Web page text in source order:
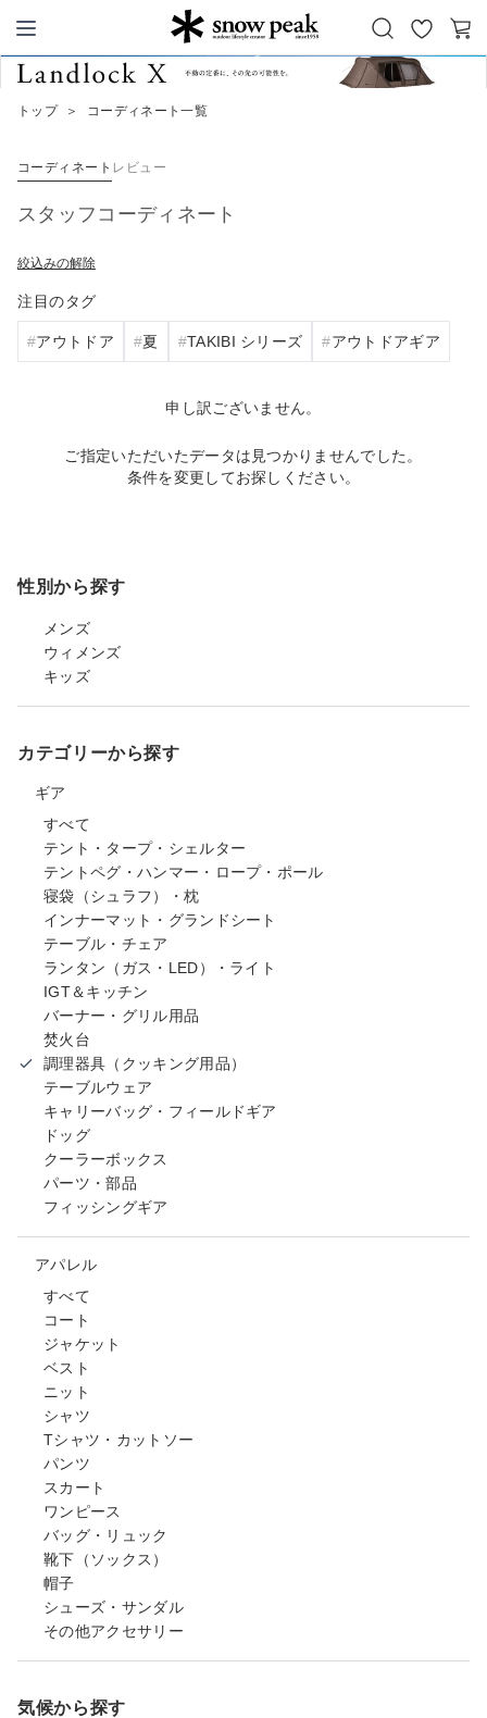
Snow Peak
お
気
カ
トップ ＞ コーディネート一覧
コーディネート レビュー
スタッフコーディネート
絞込みの解除
注目のタグ
アウトドア 夏 TAKIBI シリーズ アウトドアギア
申し訳ございません。
ご指定いただいたデータは見つかりませんでした。
条件を変更してお探しください。
性別から探す
メンズ
ウィメンズ
キッズ
カテゴリーから探す
ギア
すべて
テント・タープ・シェルター
テントペグ・ハンマー・ロープ・ポール
寝袋（シュラフ）・枕
インナーマット・グランドシート
テーブル・チェア
ランタン（ガス・LED）・ライト
IGT＆キッチン
バーナー・グリル用品
焚火台
調理器具（クッキング用品）
テーブルウェア
キャリーバッグ・フィールドギア
ドッグ
クーラーボックス
パーツ・部品
フィッシングギア
アパレル
すべて
コート
ジャケット
ベスト
ニット
シャツ
Tシャツ・カットソー
パンツ
スカート
ワンピース
バッグ・リュック
靴下（ソックス）
帽子
シューズ・サンダル
その他アクセサリー
気候から探す